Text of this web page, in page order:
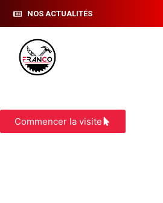
NOS ACTUALITÉS
Commencer la visite